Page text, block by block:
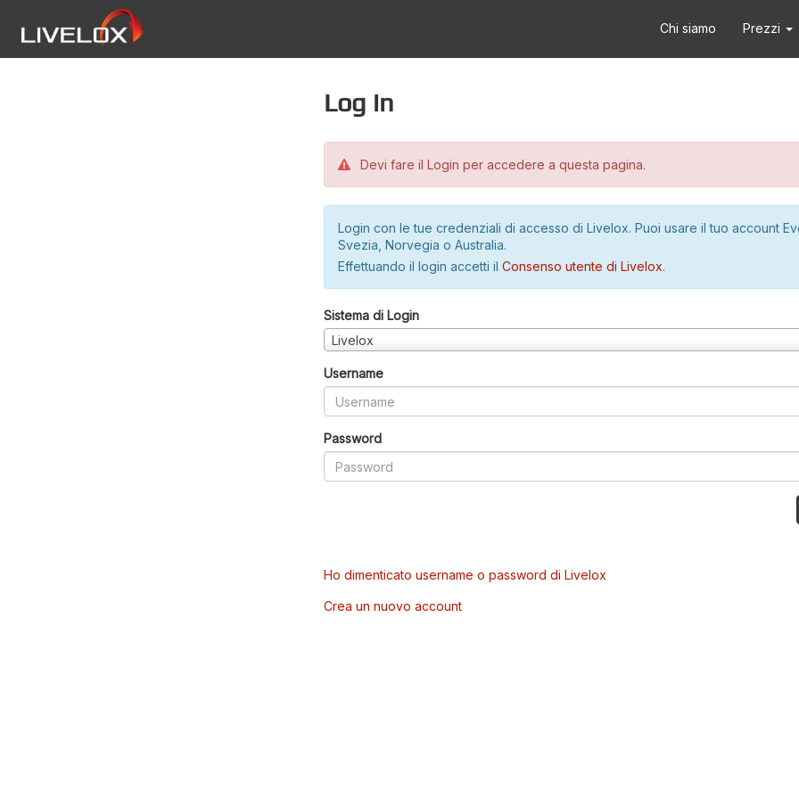
Chi siamo Prezzi
Log in
Devi fare il Login per accedere a questa pagina.
Login con le tue credenziali di accesso di Livelox. Puoi usare il tuo account
Svezia, Norvegia o Australia.
Effettuando il login accetti il Consenso utente di Livelox.
Sistema di Login
Livelox
Username
Password
Ho dimenticato username o password di Livelox
Crea un nuovo account